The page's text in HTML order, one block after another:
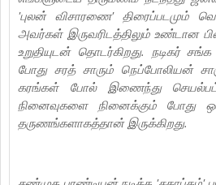
'புலன் விசாரணை' திரைப்படமும்
அவர்கள் இருவரிடத்திலும் உண்டான
உறுதியுடன் தொடர்கிறது. நடிகர்
போது சரத் சாரும் நெப்போலியன்
கரங்கள் போல் இணைந்து
நினைவுகளை நினைக்கும் போது
தருணங்களாகத்தான் இருக்கிறது.